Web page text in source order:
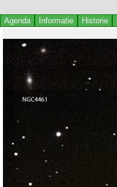
Agenda Informatie Historie